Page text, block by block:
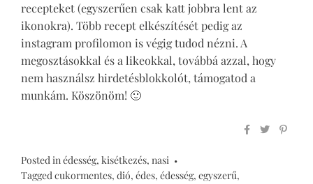
recepteket (egyszerűen csak katt jobbra lent az
ikonokra). Több recept elkészítését pedig az
instagram profilomon is végig tudod nézni. A
megosztásokkal és a likeokkal, továbbá azzal, hogy
nem használsz hirdetésblokkolót, támogatod a
munkám. Köszönöm! 🙂
Posted inédesség, kisétkezés, nasi
Taggedcukormentes, dió, édes, édesség, egyszerű,